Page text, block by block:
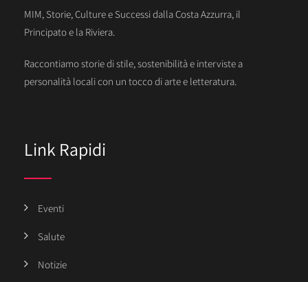
MIM, Storie, Culture e Successi dalla Costa Azzurra, il
Principato e la Riviera.
Raccontiamo storie di stile, sostenibilità e interviste a
personalità locali con un tocco di arte e letteratura.
Link Rapidi
Eventi
Salute
Notizie